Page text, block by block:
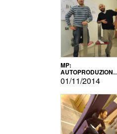
MP:
AUTOPRODUZIONE
E INNOVAZIONE
01/11/2014